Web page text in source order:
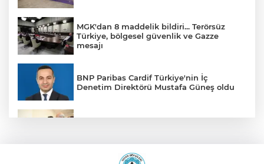
MGK'dan 8 maddelik bildiri... Terörsüz
Türkiye, bölgesel güvenlik ve Gazze
mesajı
BNP Paribas Cardif Türkiye'nin İç
Denetim Direktörü Mustafa Güneş oldu